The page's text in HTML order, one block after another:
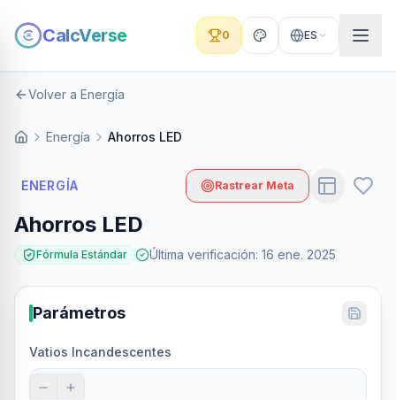
CalcVerse 0 ES
Volver a Energía
Energía Ahorros LED
ENERGÍA Rastrear Meta
Ahorros LED
Fórmula Estándar Última verificación: 16 ene. 2025
Parámetros
Vatios Incandescentes